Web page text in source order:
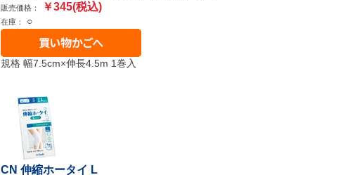
販売価格： ￥345(税込)
在庫： ○
規格 幅7.5cm×伸長4.5m 1巻入
CN 伸縮ホータイ L